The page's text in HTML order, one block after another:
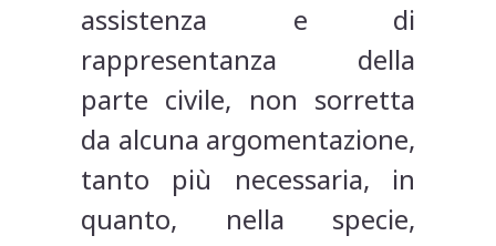
assistenza e di
rappresentanza della
parte civile, non sorretta
da alcuna argomentazione,
tanto più necessaria, in
quanto, nella specie,